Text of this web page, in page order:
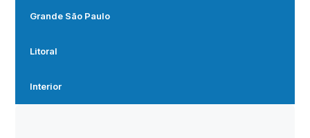
Grande São Paulo
Litoral
Interior